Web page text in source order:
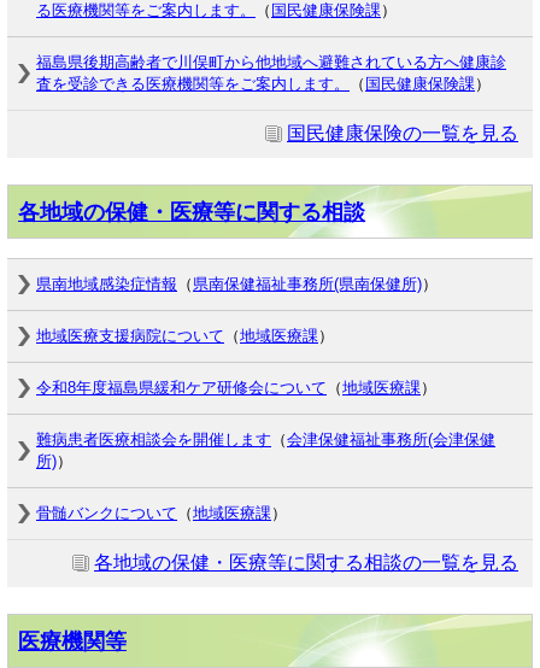
る医療機関等をご案内します。
（ 国民健康保険課）
福島県後期高齢者で川俣町から他地域へ避難されている方へ健康診
査を受診できる医療機関等をご案内します。
（ 国民健康保険課）
国民健康保険の一覧を見る
各地域の保健・医療等に関する相談
県南地域感染症情報 （ 県南保健福祉事務所(県南保健所)）
地域医療支援病院について （地域医療課）
令和8年度福島県緩和ケア研修会について （地域医療課）
難病患者医療相談会を開催します （会津保健福祉事務所(会津保健
所)）
骨髄バンクについて （地域医療課）
各地域の保健・医療等に関する相談の一覧を見る
医療機関等